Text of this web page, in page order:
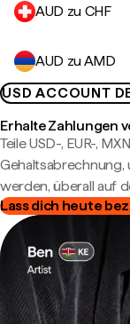
AUD zu CHF
AUD zu AMD
USD ACCOUNT
Erhalte Zahlungen
Teile USD-, EUR-,
Gehaltsabrechnung,
werden, überall auf
Lass dich heute